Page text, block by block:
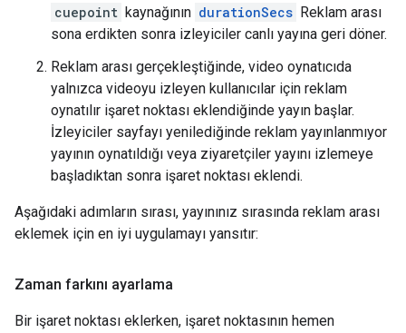
cuepoint kaynağının durationSecs Reklam arası
sona erdikten sonra izleyiciler canlı yayına geri döner.
Reklam arası gerçekleştiğinde, video oynatıcıda
yalnızca videoyu izleyen kullanıcılar için reklam
oynatılır işaret noktası eklendiğinde yayın başlar.
İzleyiciler sayfayı yenilediğinde reklam yayınlanmıyor
yayının oynatıldığı veya ziyaretçiler yayını izlemeye
başladıktan sonra işaret noktası eklendi.
Aşağıdaki adımların sırası, yayınınız sırasında reklam arası
eklemek için en iyi uygulamayı yansıtır:
Zaman farkını ayarlama
Bir işaret noktası eklerken, işaret noktasının hemen